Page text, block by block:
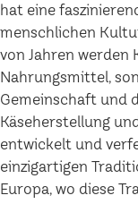
hat eine
menschlichen
von Jahren werden
Nahrungsmittel,
Gemeinschaft und
Käseherstellung
entwickelt und
einzigartigen
Europa, wo diese